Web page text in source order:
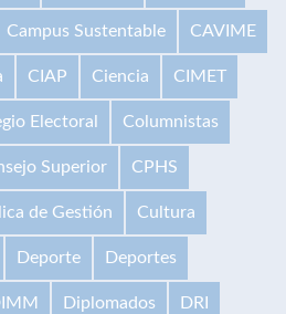
Campus Sustentable CAVIME
CIAP Ciencia CIMET
Electoral Columnistas
Superior CPHS
de Gestión Cultura
Deporte Deportes
Diplomados DRI